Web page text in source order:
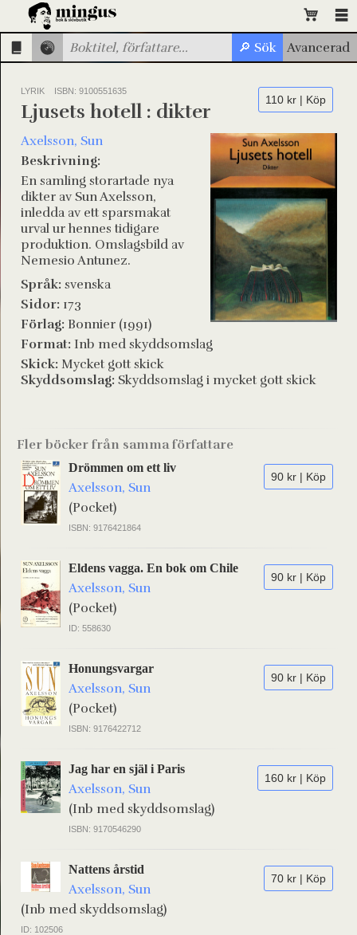
LYRIK ISBN: 9100551635
110 kr | Köp
Ljusets hotell : dikter
Axelsson, Sun
Beskrivning:
En samling storartade nya
dikter av Sun Axelsson,
inledda av ett sparsmakat
urval ur hennes tidigare
produktion. Omslagsbild av
Nemesio Antunez.
Språk: svenska
Sidor: 173
Förlag: Bonnier (1991)
Format: Inb med skyddsomslag
Skick: Mycket gott skick
Skyddsomslag: Skyddsomslag i mycket gott skick
Fler böcker från samma författare
90 kr | Köp
Drömmen om ett liv
Axelsson, Sun
(Pocket)
ISBN: 9176421864
90 kr | Köp
Eldens vagga. En bok om Chile
Axelsson, Sun
(Pocket)
ID: 558630
90 kr | Köp
Honungsvargar
Axelsson, Sun
(Pocket)
ISBN: 9176422712
160 kr | Köp
Jag har en själ i Paris
Axelsson, Sun
(Inb med skyddsomslag)
ISBN: 9170546290
70 kr | Köp
Nattens årstid
Axelsson, Sun
(Inb med skyddsomslag)
ID: 102506